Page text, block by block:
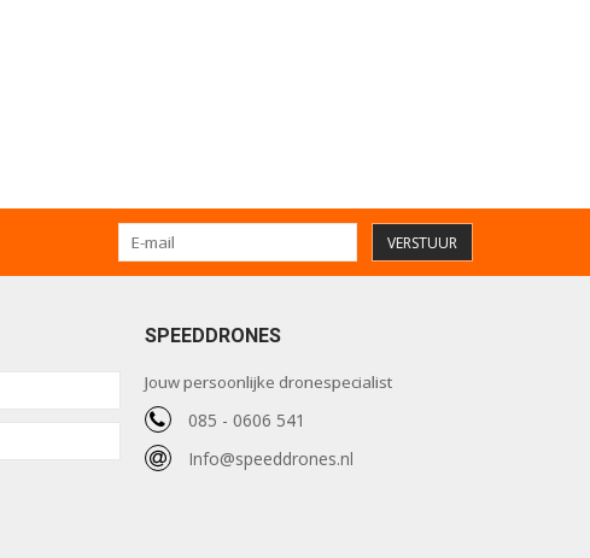
VERSTUUR
SPEEDDRONES
Jouw persoonlijke dronespecialist
085 - 0606 541
Info@speeddrones.nl